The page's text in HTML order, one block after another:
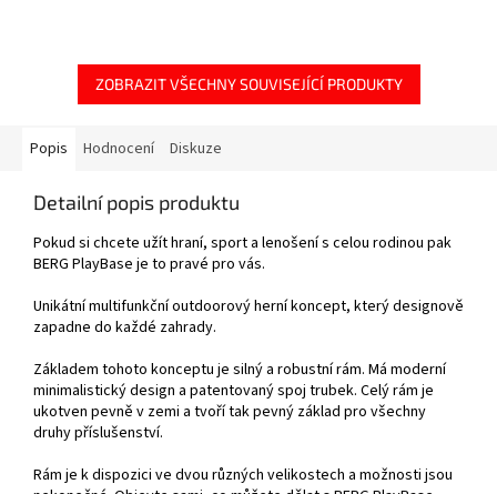
ZOBRAZIT VŠECHNY SOUVISEJÍCÍ PRODUKTY
Popis Hodnocení Diskuze
Detailní popis produktu
Pokud si chcete užít hraní, sport a lenošení s celou rodinou pak
BERG PlayBase je to pravé pro vás.
Unikátní multifunkční outdoorový herní koncept, který designově
zapadne do každé zahrady.
Základem tohoto konceptu je silný a robustní rám. Má moderní
minimalistický design a patentovaný spoj trubek. Celý rám je
ukotven pevně v zemi a tvoří tak pevný základ pro všechny
druhy příslušenství.
Rám je k dispozici ve dvou různých velikostech a možnosti jsou